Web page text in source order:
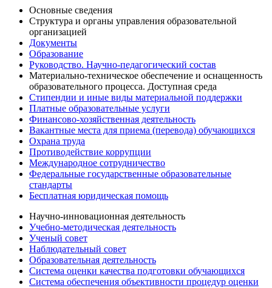
Основные сведения
Структура и органы управления образовательной
организацией
Документы
Образование
Руководство. Научно-педагогический состав
Материально-техническое обеспечение и оснащенность
образовательного процесса. Доступная среда
Стипендии и иные виды материальной поддержки
Платные образовательные услуги
Финансово-хозяйственная деятельность
Вакантные места для приема (перевода) обучающихся
Охрана труда
Противодействие коррупции
Международное сотрудничество
Федеральные государственные образовательные
стандарты
Бесплатная юридическая помощь
Научно-инновационная деятельность
Учебно-методическая деятельность
Ученый совет
Наблюдательный совет
Образовательная деятельность
Система оценки качества подготовки обучающихся
Система обеспечения объективности процедур оценки